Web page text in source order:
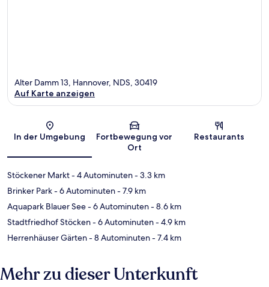
Karte
Alter Damm 13, Hannover, NDS, 30419
Auf Karte anzeigen
In der Umgebung
Fortbewegung vor
Ort
Restaurants
Stöckener Markt- 4 Autominuten- 3.3 km
Brinker Park- 6 Autominuten- 7.9 km
Aquapark Blauer See- 6 Autominuten- 8.6 km
Stadtfriedhof Stöcken- 6 Autominuten- 4.9 km
Herrenhäuser Gärten- 8 Autominuten- 7.4 km
Mehr zu dieser Unterkunft